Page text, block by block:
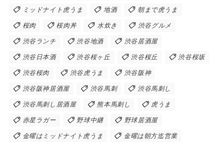
ミッドナイト虎うま 地酒 朝まで虎うま
桜肉 桜肉丼 水炊き 渋谷グルメ
渋谷ランチ 渋谷地酒 渋谷居酒屋
渋谷日本酒 渋谷桜ヶ丘 渋谷桜丘 渋谷桜坂
渋谷桜肉 渋谷虎うま 渋谷阪神
渋谷阪神居酒屋 渋谷馬刺 渋谷馬刺し
渋谷馬刺し居酒屋 熊本馬刺し 虎うま
赤星ラガー 野球中継 野球居酒屋
金曜はミッドナイト虎うま 金曜は朝方迄営業